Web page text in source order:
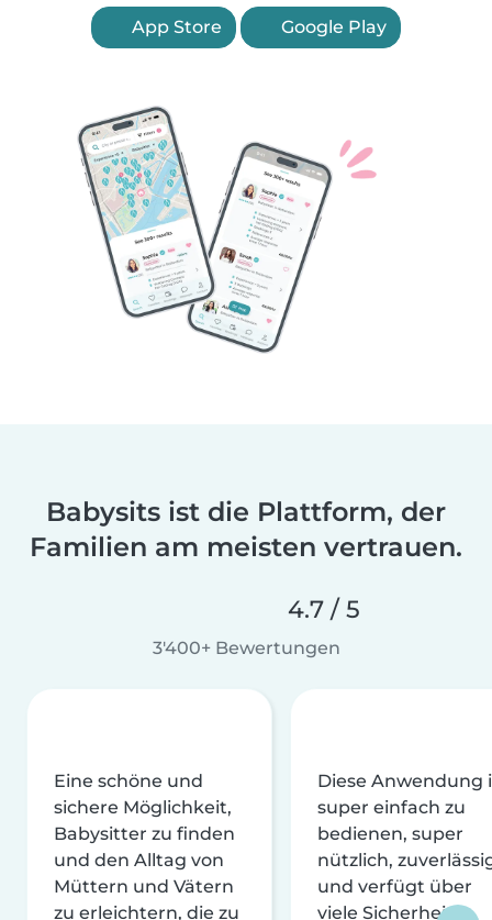
App Store Google Play
Babysits ist die Plattform, der
Familien am meisten vertrauen.
4.7 / 5
3'400+ Bewertungen
Eine schöne und
sichere Möglichkeit,
Babysitter zu finden
und den Alltag von
Müttern und Vätern
zu erleichtern, die zu
Diese Anwendung
super einfach zu
bedienen, super
nützlich,
und verfügt über
viele Sicherheits-